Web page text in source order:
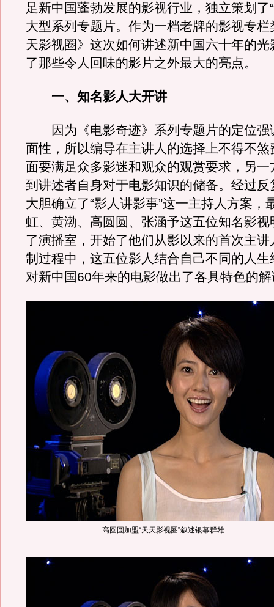
足新中国蓬勃发展的影视行业，独立策划了
大型系列专题片。作为一档老牌的影视专栏
天影视圈》这次如何讲述新中国六十年的光
了那些令人回味的影片之外最大的亮点。
一、知名影人大开讲
因为《电影奇迹》系列专题片的定位强
面性，所以编导在主讲人的选择上不得不煞
面要满足众多影迷和观众的观赏要求，另一
到讲述者自身对于电影知识的储备。经过反
大胆确立了“影人讲影事”这一主持人方案，
虹、黄渤、高圆圆、张涵予这五位知名影视
了演播室，开始了他们从影以来的首次主讲
制过程中，这五位影人结合自己不同的人生
对新中国60年来的电影做出了各具特色的
高圆圆加盟“天天影视圈”叙述银幕群雄